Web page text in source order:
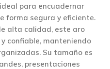
para encuadernar
forma segura y eficiente.
alta calidad, este aro
confiable, manteniendo
Su tamaño es
presentaciones